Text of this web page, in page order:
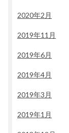
2020年2月
2019年11月
2019年6月
2019年4月
2019年3月
2019年1月